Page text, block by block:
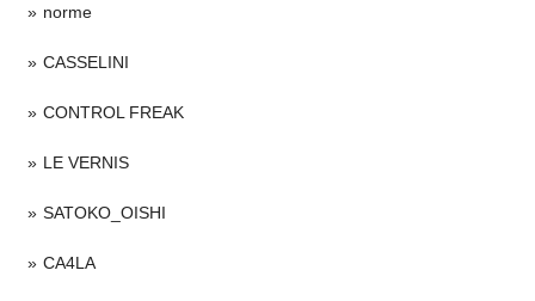
norme
CASSELINI
CONTROL FREAK
LE VERNIS
SATOKO_OISHI
CA4LA